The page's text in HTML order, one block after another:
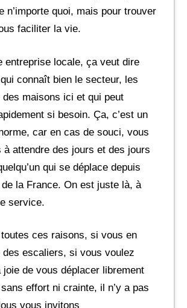
n’importe quoi, mais pour trouver
faciliter la vie.
entreprise locale, ça veut dire
connaît bien le secteur, les
maisons ici et qui peut
si besoin. Ça, c’est un
car en cas de souci, vous
à attendre des jours et des jours
qui se déplace depuis
de la France. On est juste là, à
service.
ces raisons, si vous en
des escaliers, si vous voulez
joie de vous déplacer librement
effort ni crainte, il n’y a pas
vous invitons